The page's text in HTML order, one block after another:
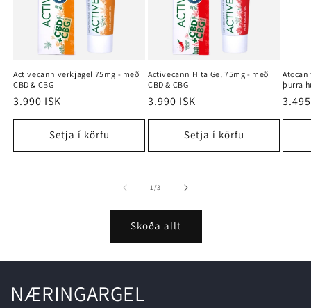
Activecann verkjagel 75mg - með
CBD & CBG
Regular
price
3.990 ISK
Setja í körfu
Activecann Hita Gel 75mg - með
CBD & CBG
Regular
price
3.990 ISK
Setja í körfu
þurra
price
1/of
3
Skoða allt
NÆRINGARGEL